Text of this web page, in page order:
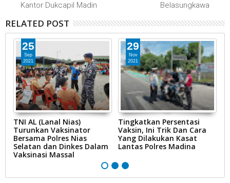
Kantor Dukcapil Madin
Belasungkawa
RELATED POST
25
Sep
2021
TNI AL (Lanal Nias)
Turunkan Vaksinator
Bersama Polres Nias
Selatan dan Dinkes Dalam
Vaksinasi Massal
29
Nov
2021
Tingkatkan Persentasi
Vaksin, Ini Trik Dan Cara
Yang Dilakukan Kasat
Lantas Polres Madina